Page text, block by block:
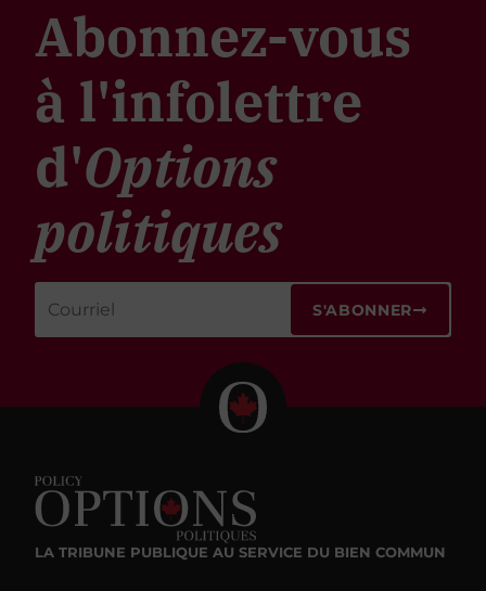
Abonnez-vous
à l'infolettre
d'Options
politiques
S'ABONNER
LA TRIBUNE PUBLIQUE AU SERVICE DU BIEN COMMUN